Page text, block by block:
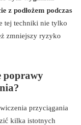
z podłożem podczas
tej techniki nie tylko
zmniejszy ryzyko
poprawy
przyciągania
kilka istotnych